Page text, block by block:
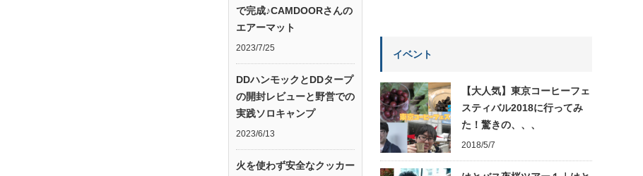
で完成♪CAMDOORさんの
エアーマット
2023/7/25
DDハンモックとDDタープ
の開封レビューと野営での
実践ソロキャンプ
2023/6/13
火を使わず安全なクッカー
イベント
【大人気】東京コーヒーフェ
スティバル2018に行ってみ
た！驚きの、、、
2018/5/7